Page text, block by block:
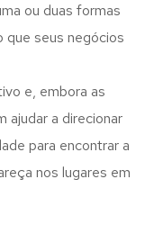
ou duas formas
que seus negócios
e, embora as
ajudar a direcionar
para encontrar a
nos lugares em